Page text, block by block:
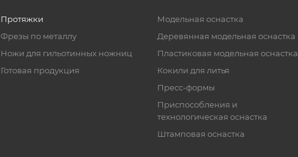
Протяжки
Фрезы по металлу
Ножи для гильотинных ножниц
Готовая продукция
Модельная оснастка
Деревянная модельная оснастка
Пластиковая модельная оснастка
Кокили для литья
Пресс-формы
Приспособления и
технологическая оснастка
Штамповая оснастка